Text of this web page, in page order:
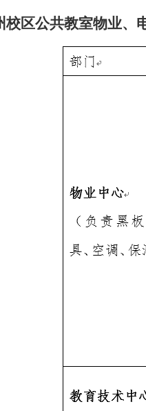
校区公共教室物业、